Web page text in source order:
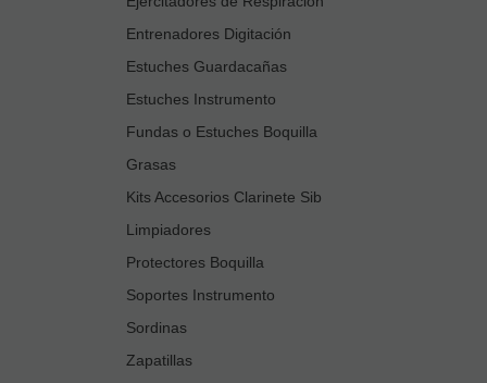
Entrenadores Digitación
Estuches Guardacañas
Estuches Instrumento
Fundas o Estuches Boquilla
Grasas
Kits Accesorios Clarinete Sib
Limpiadores
Protectores Boquilla
Soportes Instrumento
Sordinas
Zapatillas